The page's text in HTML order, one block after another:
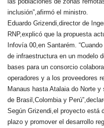
inclusión”,afirmó el ministro.
Eduardo Grizendi,director de
RNP,explicó que la propuesta
Infovía 00,en Santarém.
de infraestructura en un modelo
bases para un consorcio
operadores y a los proveedores
Manaus hasta Atalaia do Norte
de Brasil,Colombia y
Según Grizendi,el proyecto está
plazo y promover el desarrollo